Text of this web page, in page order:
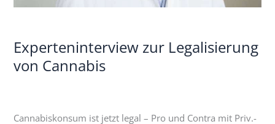
Experteninterview zur Legalisierung
von Cannabis
Cannabiskonsum ist jetzt legal – Pro und Contra mit Priv.-